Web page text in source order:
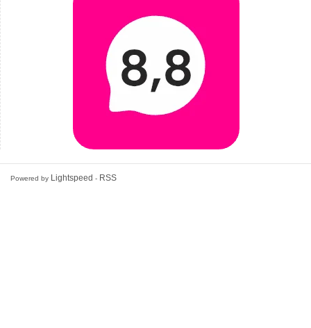
Powered by Lightspeed - RSS